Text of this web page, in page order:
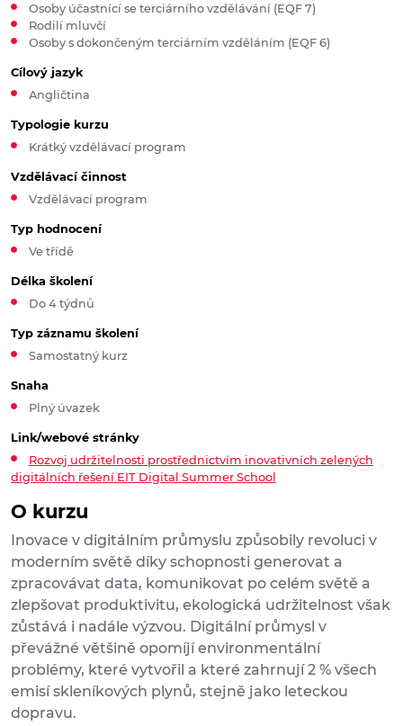
O kurzu
Inovace v digitálním průmyslu způsobily revoluci v
moderním světě díky schopnosti generovat a
zpracovávat data, komunikovat po celém světě a
zlepšovat produktivitu, ekologická udržitelnost však
zůstává i nadále výzvou. Digitální průmysl v
převážné většině opomíjí environmentální
problémy, které vytvořil a které zahrnují 2 % všech
emisí skleníkových plynů, stejně jako leteckou
dopravu.
Osoby účastnící se terciárního vzdělávání (EQF 7)
Rodilí mluvčí
Osoby s dokončeným terciárním vzděláním (EQF 6)
Cílový jazyk
Angličtina
Typologie kurzu
Krátký vzdělávací program
Vzdělávací činnost
Vzdělávací program
Typ hodnocení
Ve třídě
Délka školení
Do 4 týdnů
Typ záznamu školení
Samostatný kurz
Snaha
Plný úvazek
Link/webové stránky
Rozvoj udržitelnosti prostřednictvím inovativních zelených
digitálních řešení EIT Digital Summer School